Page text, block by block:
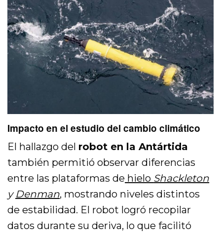
Impacto en el estudio del cambio climático
El hallazgo del robot en la Antártida
también permitió observar diferencias
entre las plataformas de hielo Shackleton
yDenman, mostrando niveles distintos
de estabilidad. El robot logró recopilar
datos durante su deriva, lo que facilitó